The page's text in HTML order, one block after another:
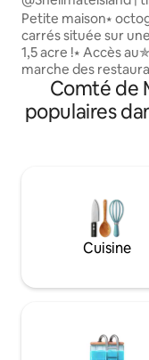
| kayaks
Petite maison⭑
carrés située sur
1,5 acre !⭑ Accès au✯ lac À distance de✯
marche des
nocturne et des
entièrement
✯ Vélos gratuits +
forme Wifi ✯ 426 Mbps Demandez
arbres fruitiers sont
gâterie maison ! 3 min → Siesta Key
Beach 7 min → Centre-ville de SRQ
sur la rivière +
Comté de
populaires
Cuisine